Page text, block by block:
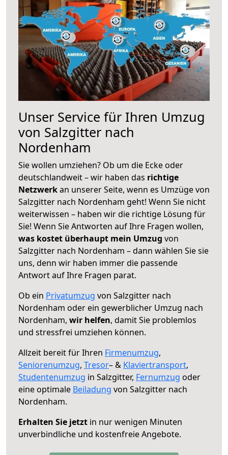
Unser Service für Ihren Umzug
von Salzgitter nach
Nordenham
Sie wollen umziehen? Ob um die Ecke oder
deutschlandweit – wir haben das richtige
Netzwerkan unserer Seite, wenn es Umzüge von
Salzgitter nach Nordenham geht! Wenn Sie nicht
weiterwissen – haben wir die richtige Lösung für
Sie! Wenn Sie Antworten auf Ihre Fragen wollen,
was kostet überhaupt mein Umzug von
Salzgitter nach Nordenham – dann wählen Sie sie
uns, denn wir haben immer die passende
Antwort auf Ihre Fragen parat.
Ob ein Privatumzug von Salzgitter nach
Nordenham oder ein gewerblicher Umzug nach
Nordenham, wir helfen, damit Sie problemlos
und stressfrei umziehen können.
Allzeit bereit für Ihren Firmenumzug,
Seniorenumzug, Tresor– & Klaviertransport,
Studentenumzug in Salzgitter, Fernumzug oder
eine optimale Beiladung von Salzgitter nach
Nordenham.
Erhalten Sie jetzt in nur wenigen Minuten
unverbindliche und kostenfreie Angebote.